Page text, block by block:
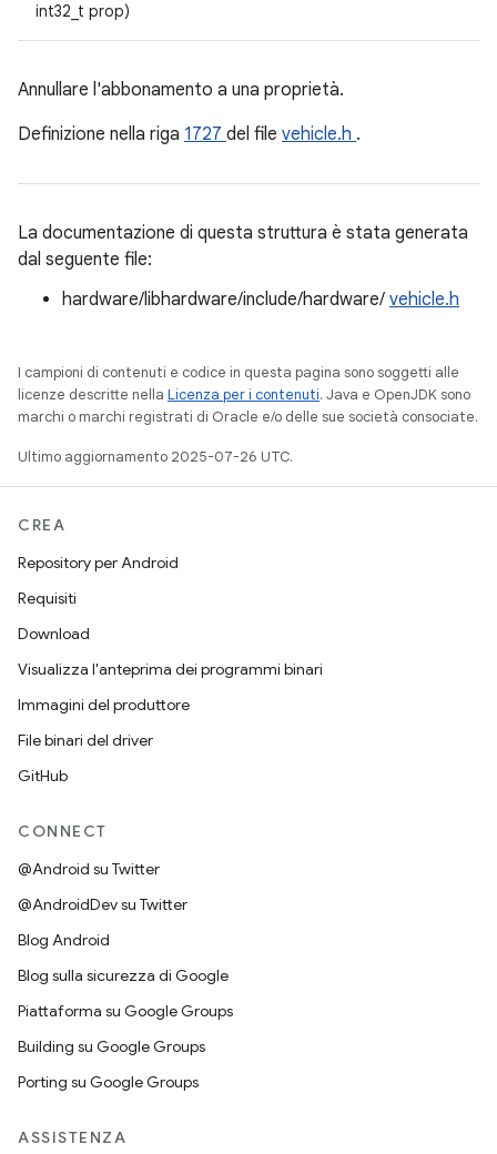
int32_t prop)
Annullare l'abbonamento a una proprietà.
Definizione nella riga 1727 del file vehicle.h .
La documentazione di questa struttura è stata generata
dal seguente file:
hardware/libhardware/include/hardware/ vehicle.h
I campioni di contenuti e codice in questa pagina sono soggetti alle
licenze descritte nella Licenza per i contenuti. Java e OpenJDK sono
marchi o marchi registrati di Oracle e/o delle sue società consociate.
Ultimo aggiornamento 2025-07-26 UTC.
CREA
Repository per Android
Requisiti
Download
Visualizza l'anteprima dei programmi binari
Immagini del produttore
File binari del driver
GitHub
CONNECT
@Android su Twitter
@AndroidDev su Twitter
Blog Android
Blog sulla sicurezza di Google
Piattaforma su Google Groups
Building su Google Groups
Porting su Google Groups
ASSISTENZA